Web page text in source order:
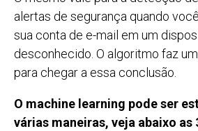
alertas de segurança quando
sua conta de e-mail em um
desconhecido. O algoritmo faz
para chegar a essa conclusão.
O machine learning pode ser
várias maneiras, veja abaixo as